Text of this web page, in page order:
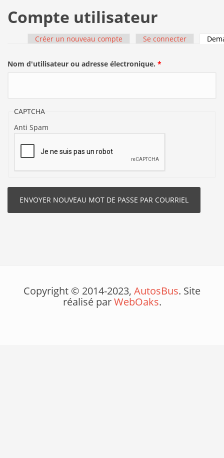
Compte utilisateur
Créer un nouveau compte Se connecter
Nom d'utilisateur ou adresse électronique. *
CAPTCHA
Anti Spam
Copyright © 2014-2023, AutosBus. Site
réalisé parWebOaks.